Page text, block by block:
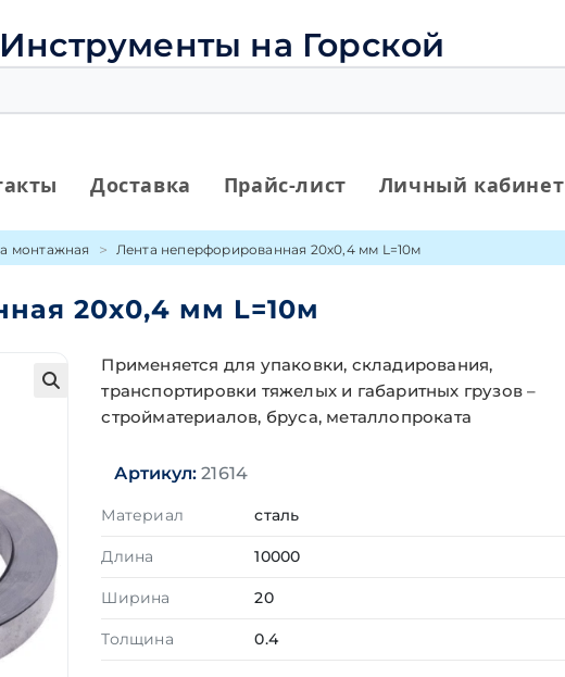
Инструменты на Горской
Доставка Прайс-лист Личный кабинет
монтажная Лента неперфорированная 20х0,4 мм L=10м
20х0,4 мм L=10м
Применяется для упаковки, складирования,
транспортировки тяжелых и габаритных грузов –
стройматериалов, бруса, металлопроката
Артикул:21614
Материал сталь
Длина 10000
Ширина 20
Толщина 0.4